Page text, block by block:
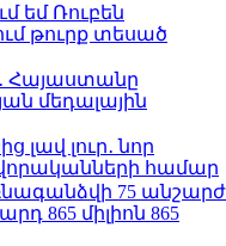
եմ Ռուբեն
թուրք տեսած
Հայաստանը
մեդալային
լուր․ նոր
համար
75 անշարժ
865 միլիոն 865